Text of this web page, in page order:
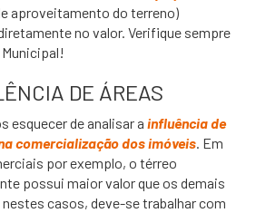
aproveitamento do terreno)
no valor. Verifique sempre
DE ÁREAS
esquecer de analisar a influência de
comercialização dos imóveis. Em
por exemplo, o térreo
possui maior valor que os demais
casos, deve-se trabalhar com